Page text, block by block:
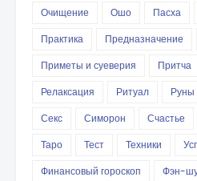
Очищение
Ошо Пасха
Практика
Предназначение
Приметы и суеверия
Притча
Релаксация
Ритуал Руны
Секс
Симорон Счастье
Таро
Тест Техники
Финансовый гороскоп
Фэн-